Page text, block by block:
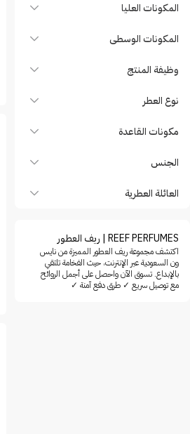
المكونات العليا
المكونات الوسطى
وظيفة المنتج
نوع العطر
مكونات القاعدة
الجنس
العائلة العطرية
REEF PERFUMES | ريف العطور
اكتشف مجموعة ريف العطور المميزة من نايس
ون السعودية عبر الإنترنت، حيث الفخامة تلتقي
بالإبداع. تسوق الآن واحصل على أجمل الروائح
مع توصيل سريع ✓ طرق دفع آمنة ✓